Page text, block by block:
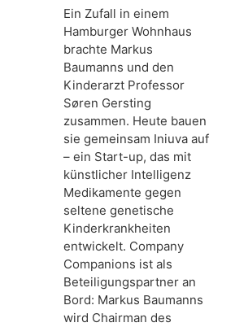
Ein Zufall in einem
Hamburger Wohnhaus
brachte Markus
Baumanns und den
Kinderarzt Professor
Søren Gersting
zusammen. Heute bauen
sie gemeinsam Iniuva auf
– ein Start-up, das mit
künstlicher Intelligenz
Medikamente gegen
seltene genetische
Kinderkrankheiten
entwickelt. Company
Companions ist als
Beteiligungspartner an
Bord: Markus Baumanns
wird Chairman des